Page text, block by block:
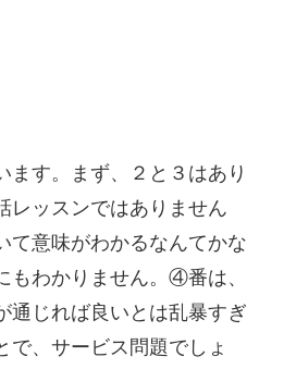
す。まず、２と３はあり
レッスンではありません
て意味がわかるなんてかな
もわかりません。④番は、
通じれば良いとは乱暴すぎ
で、サービス問題でしょ